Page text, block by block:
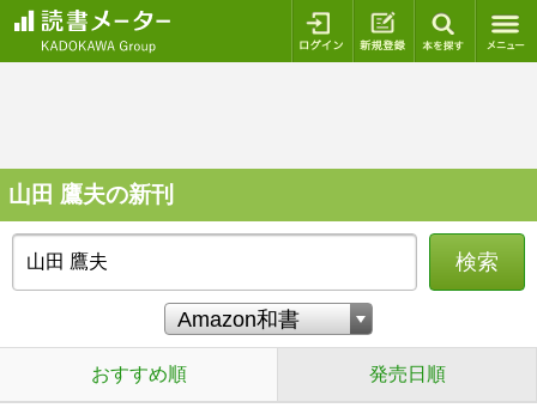
ログイン 新規登録
山田 鷹夫の新刊
検索
おすすめ順 発売日順